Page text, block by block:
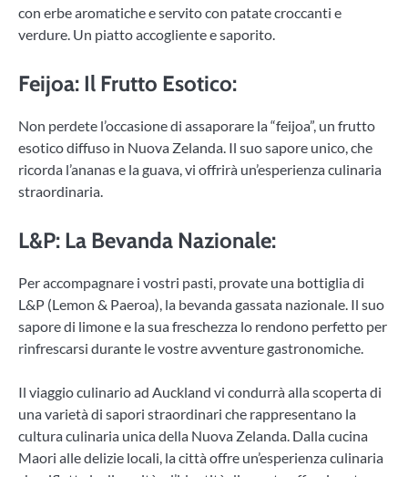
con erbe aromatiche e servito con patate croccanti e
verdure. Un piatto accogliente e saporito.
Feijoa: Il Frutto Esotico:
Non perdete l’occasione di assaporare la “feijoa”, un frutto
esotico diffuso in Nuova Zelanda. Il suo sapore unico, che
ricorda l’ananas e la guava, vi offrirà un’esperienza culinaria
straordinaria.
L&P: La Bevanda Nazionale:
Per accompagnare i vostri pasti, provate una bottiglia di
L&P (Lemon & Paeroa), la bevanda gassata nazionale. Il suo
sapore di limone e la sua freschezza lo rendono perfetto per
rinfrescarsi durante le vostre avventure gastronomiche.
Il viaggio culinario ad Auckland vi condurrà alla scoperta di
una varietà di sapori straordinari che rappresentano la
cultura culinaria unica della Nuova Zelanda. Dalla cucina
Maori alle delizie locali, la città offre un’esperienza culinaria